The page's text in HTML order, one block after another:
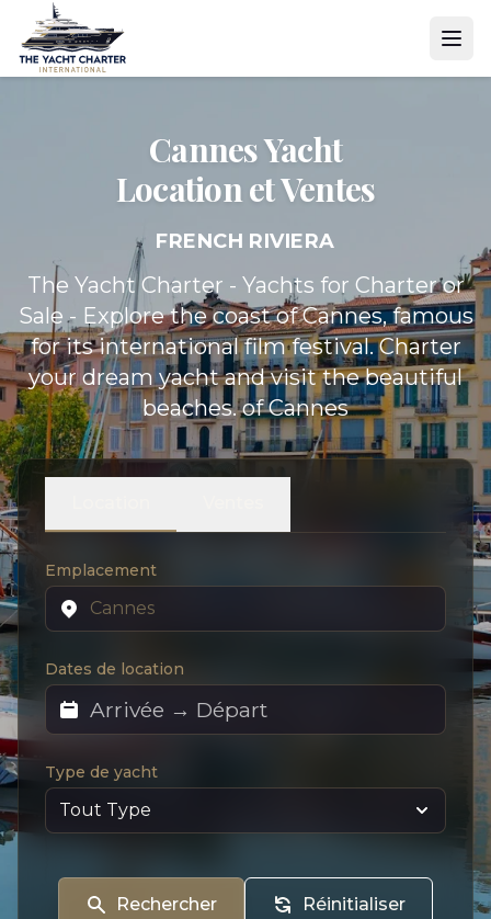
Cannes Yacht
Location et Ventes
FRENCH RIVIERA
The Yacht Charter - Yachts for Charter or
Sale - Explore the coast of Cannes, famous
for its international film festival. Charter
your dream yacht and visit the beautiful
beaches. of Cannes
Emplacement
Dates de location
Type de yacht
Rechercher Réinitialiser